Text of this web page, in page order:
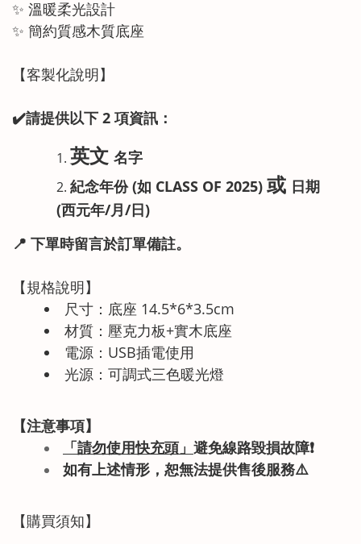
✨ 溫暖柔光設計
✨ 簡約質感木質底座
【客製化說明】
✔️請提供以下 2 項資訊：
英文 名字
紀念年份 (如 CLASS OF 2025) 或 日期
(西元年/月/日)
📍 下單時留言於訂單備註。
【規格說明】
尺寸：底座 14.5*6*3.5cm
材質：壓克力板+實木底座
電源：USB插電使用
光源：可調式三色暖光燈
【注意事項】
「請勿使用快充頭」 避免線路毀損故障❗
如有上述情形 ，恕無法提供售後服務⚠️
【購買須知】